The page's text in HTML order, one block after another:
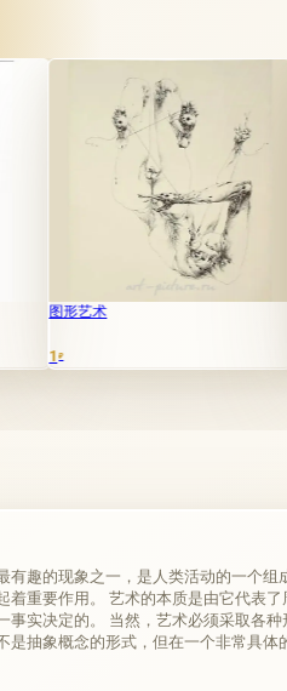
红色粉彩中
有趣的现象之一，是人类活动的一个组
着重要作用。 艺术的本质是由它代表
事实决定的。 当然，艺术必须采取各
抽象概念的形式，但在一个非常具体